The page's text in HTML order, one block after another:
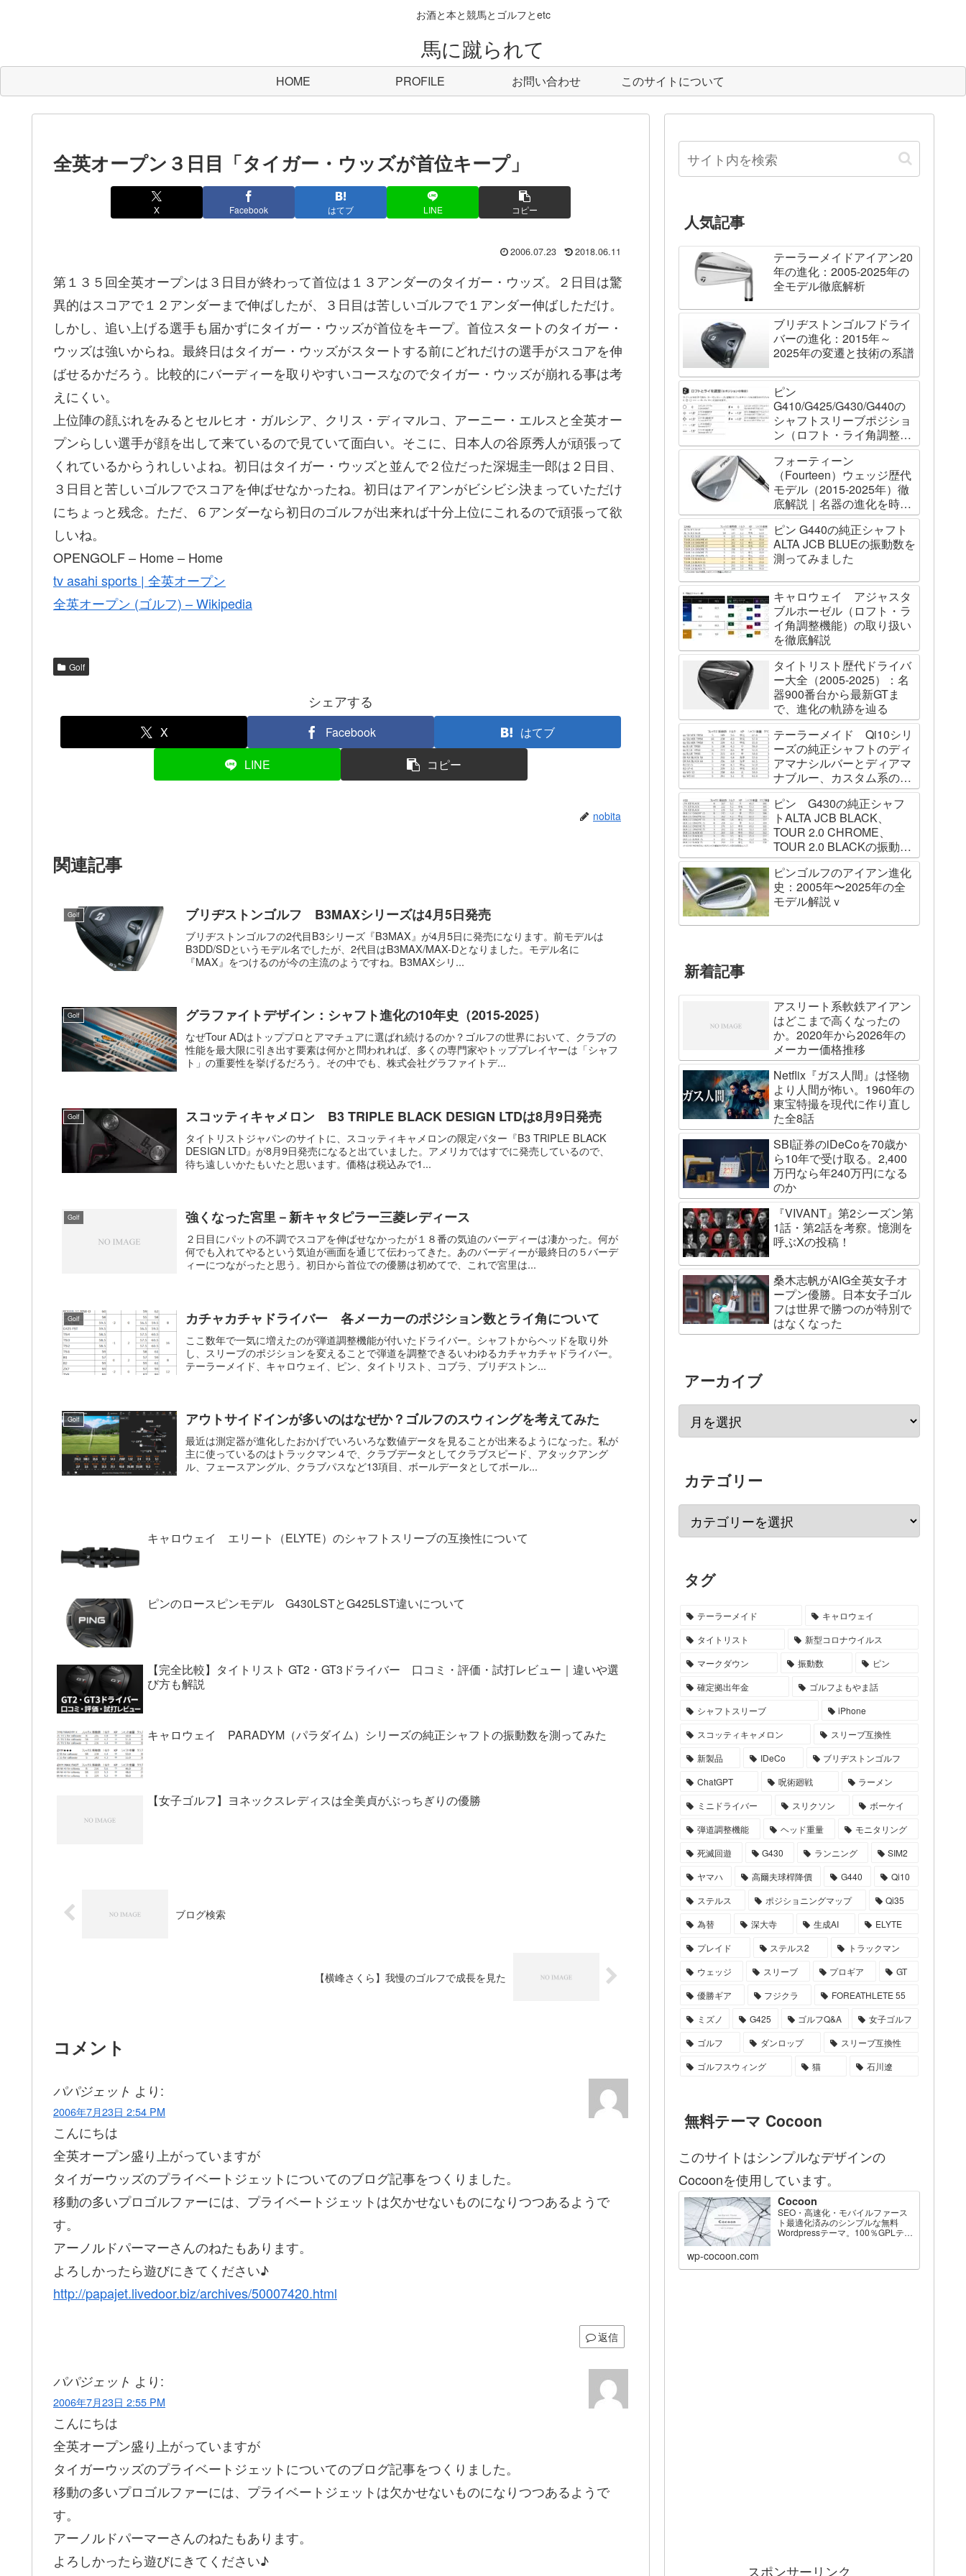
お酒と本と競馬とゴルフとetc
馬に蹴られて
HOME PROFILE お問い合わせ このサイトについて
全英オープン３日目「タイガー・ウッズが首位キープ」
X Facebook はてブ LINE コピー
2006.07.23 2018.06.11
第１３５回全英オープンは３日目が終わって首位は１３アンダーのタイガー・ウッズ。２日目は驚
異的はスコアで１２アンダーまで伸ばしたが、３日目は苦しいゴルフで１アンダー伸ばしただけ。
しかし、追い上げる選手も届かずにタイガー・ウッズが首位をキープ。首位スタートのタイガー・
ウッズは強いからね。最終日はタイガー・ウッズがスタートする前にどれだけの選手がスコアを伸
ばせるかだろう。比較的にバーディーを取りやすいコースなのでタイガー・ウッズが崩れる事は考
えにくい。
上位陣の顔ぶれをみるとセルヒオ・ガルシア、クリス・ディマルコ、アーニー・エルスと全英オー
プンらしい選手が顔を出して来ているので見ていて面白い。そこに、日本人の谷原秀人が頑張って
くれているからうれしいよね。初日はタイガー・ウッズと並んで２位だった深堀圭一郎は２日目、
３日目と苦しいゴルフでスコアを伸ばせなかったね。初日はアイアンがビシビシ決まっていただけ
にちょっと残念。ただ、６アンダーなら初日のゴルフが出来れば十分上位にこれるので頑張って欲
しいね。
OPENGOLF – Home – Home
tv asahi sports | 全英オープン
全英オープン (ゴルフ) – Wikipedia
Golf
シェアする
X Facebook
はてブ
LINE
コピー
nobita
関連記事
Golf ブリヂストンゴルフ B3MAXシリーズは4月5日発売
ブリヂストンゴルフの2代目B3シリーズ『B3MAX』が4月5日に発売になります。前モデルは
B3DD/SDというモデル名でしたが、2代目はB3MAX/MAX-Dとなりました。モデル名に
『MAX』をつけるのが今の主流のようですね。B3MAXシリ...
Golf グラファイトデザイン：シャフト進化の10年史（2015-2025）
なぜTour ADはトッププロとアマチュアに選ばれ続けるのか？ゴルフの世界において、クラブの
性能を最大限に引き出す要素は何かと問われれば、多くの専門家やトッププレイヤーは「シャフ
ト」の重要性を挙げるだろう。その中でも、株式会社グラファイトデ...
Golf スコッティキャメロン B3 TRIPLE BLACK DESIGN LTDは8月9日発売
タイトリストジャパンのサイトに、スコッティキャメロンの限定パター『B3 TRIPLE BLACK
DESIGN LTD』が8月9日発売になると出ていました。アメリカではすでに発売しているので、
待ち遠しいかたもいたと思います。価格は税込みで1...
Golf 強くなった宮里－新キャタピラー三菱レディース
２日目にパットの不調でスコアを伸ばせなかったが１８番の気迫のバーディーは凄かった。何が
何でも入れてやるという気迫が画面を通じて伝わってきた。あのバーディーが最終日の５バーデ
ィーにつながったと思う。初日から首位での優勝は初めてで、これで宮里は...
Golf カチャカチャドライバー 各メーカーのポジション数とライ角について
ここ数年で一気に増えたのが弾道調整機能が付いたドライバー。シャフトからヘッドを取り外
し、スリーブのポジションを変えることで弾道を調整できるいわゆるカチャカチャドライバー。
テーラーメイド、キャロウェイ、ピン、タイトリスト、コブラ、ブリヂストン...
Golf アウトサイドインが多いのはなぜか？ゴルフのスウィングを考えてみた
最近は測定器が進化したおかげでいろいろな数値データを見ることが出来るようになった。私が
主に使っているのはトラックマン４で、クラブデータとしてクラブスピード、アタックアング
ル、フェースアングル、クラブパスなど13項目、ボールデータとしてボール...
キャロウェイ エリート（ELYTE）のシャフトスリーブの互換性について
ピンのロースピンモデル G430LSTとG425LST違いについて
【完全比較】タイトリスト GT2・GT3ドライバー 口コミ・評価・試打レビュー｜違いや選
び方も解説
キャロウェイ PARADYM（パラダイム）シリーズの純正シャフトの振動数を測ってみた
【女子ゴルフ】ヨネックスレディスは全美貞がぶっちぎりの優勝
ブログ検索
【横峰さくら】我慢のゴルフで成長を見た
コメント
パパジェット より:
2006年7月23日 2:54 PM
こんにちは
全英オープン盛り上がっていますが
タイガーウッズのプライベートジェットについてのブログ記事をつくりました。
移動の多いプロゴルファーには、プライベートジェットは欠かせないものになりつつあるようで
す。
アーノルドパーマーさんのねたもあります。
よろしかったら遊びにきてください♪
http://papajet.livedoor.biz/archives/50007420.html
返信
パパジェット より:
2006年7月23日 2:55 PM
こんにちは
全英オープン盛り上がっていますが
タイガーウッズのプライベートジェットについてのブログ記事をつくりました。
移動の多いプロゴルファーには、プライベートジェットは欠かせないものになりつつあるようで
す。
アーノルドパーマーさんのねたもあります。
よろしかったら遊びにきてください♪
人気記事
テーラーメイドアイアン20
年の進化：2005-2025年の
全モデル徹底解析
ブリヂストンゴルフドライ
バーの進化：2015年～
2025年の変遷と技術の系譜
ピン
G410/G425/G430/G440の
シャフトスリーブポジショ
ン（ロフト・ライ角調整機
能）について
フォーティーン
（Fourteen）ウェッジ歴代
モデル（2015-2025年）徹
底解説｜名器の進化を時系
列で辿る
ピン G440の純正シャフト
ALTA JCB BLUEの振動数を
測ってみました
キャロウェイ アジャスタ
ブルホーゼル（ロフト・ラ
イ角調整機能）の取り扱い
を徹底解説
タイトリスト歴代ドライバ
ー大全（2005-2025）：名
器900番台から最新GTま
で、進化の軌跡を辿る
テーラーメイド Qi10シリ
ーズの純正シャフトのディ
アマナシルバーとディアマ
ナブルー、カスタム系の
SPEEDER NK BLACK、
TOUR AD VF、Diamana
WBの振動数を測ってみた
ピン G430の純正シャフ
トALTA JCB BLACK、
TOUR 2.0 CHROME、
TOUR 2.0 BLACKの振動数
を測ってみました
ピンゴルフのアイアン進化
史：2005年〜2025年の全
モデル解説ｖ
新着記事
アスリート系軟鉄アイアン
はどこまで高くなったの
か。2020年から2026年の
メーカー価格推移
Netflix『ガス人間』は怪物
より人間が怖い。1960年の
東宝特撮を現代に作り直し
た全8話
SBI証券のiDeCoを70歳か
ら10年で受け取る。2,400
万円なら年240万円になる
のか
『VIVANT』第2シーズン第
1話・第2話を考察。憶測を
呼ぶXの投稿！
桑木志帆がAIG全英女子オ
ープン優勝。日本女子ゴル
フは世界で勝つのが特別で
はなくなった
アーカイブ
カテゴリー
タグ
テーラーメイド
キャロウェイ
タイトリスト
新型コロナウイルス
マークダウン
振動数
ピン
確定拠出年金
ゴルフよもやま話
シャフトスリーブ
iPhone
スコッティキャメロン
スリーブ互換性
新製品
IDeCo
ブリヂストンゴルフ
ChatGPT
呪術廻戦
ラーメン
ミニドライバー
スリクソン
ボーケイ
弾道調整機能
ヘッド重量
モニタリング
死滅回遊
G430 ランニング
SIM2
ヤマハ
高爾夫球桿降價 G440
Qi10
ステルス
ポジショニングマップ
Qi35
為替
深大寺 生成AI
ELYTE
プレイド
ステルス2
トラックマン
ウェッジ
スリーブ プロギア
GT
優勝ギア
フジクラ
FOREATHLETE 55
ミズノ
G425 ゴルフQ&A
女子ゴルフ
ゴルフ
ダンロップ
スリーブ互換性
ゴルフスウィング
猫 石川遼
無料テーマ Cocoon
このサイトはシンプルなデザインの
Cocoonを使用しています。
Cocoon
SEO・高速化・モバイルファース
ト最適化済みのシンプルな無料
Wordpressテーマ。100％GPLテー
wp-cocoon.com
スポンサーリンク